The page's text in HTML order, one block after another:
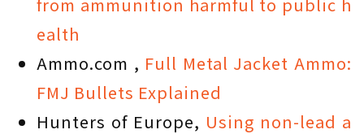
ealth
Ammo.com , Full Metal Jacket Ammo:
FMJ Bullets Explained
Hunters of Europe, Using non-lead a